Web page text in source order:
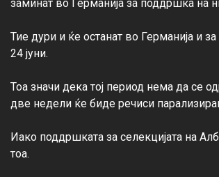
заминат во Германија за поддршка на
Тие дури и ќе останат во Германија и
24 јуни.
Тоа значи дека тој период нема да се
две недели ќе биде речиси
Иако поддршката за селекцијата на
тоа.